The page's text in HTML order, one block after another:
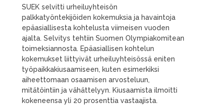
SUEK selvitti urheiluyhteisön
palkkatyöntekijöiden kokemuksia ja havaintoja
epäasiallisesta kohtelusta viimeisen vuoden
ajalta. Selvitys tehtiin Suomen Olympiakomitean
toimeksiannosta. Epäasiallisen kohtelun
kokemukset liittyivät urheiluyhteisössä eniten
työpaikkakiusaamiseen, kuten esimerkiksi
aiheettomaan osaamisen arvosteluun,
mitätöintiin ja vähättelyyn. Kiusaamista ilmoitti
kokeneensa yli 20 prosenttia vastaajista.